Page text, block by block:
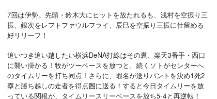
7回は伊勢。先頭・鈴木大にヒットを放たれるも、浅村を空振り三
振、銀次をレフトファウルフライ、辰巳を空振り三振に仕留める
好リリーフ！
追いつき追い越したい横浜DeNA打線はその裏、楽天3番手・西口
に襲い掛かる！牧がツーベースを放つと、続くソトがセンターへ
のタイムリーを打ち同点！さらに、蝦名が送りバントを決め1死2
塁と勝ち越しの走者を得点圏に送る！すると今日タイムリーを放
っている関根が、タイムリースリーベースを放ち5-4と再逆転！